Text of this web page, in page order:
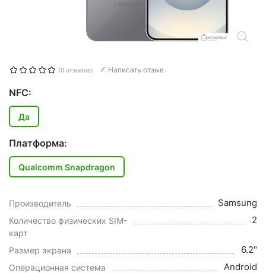
(0 отзывов) Написать отзыв
NFC:
Да
Платформа:
Qualcomm Snapdragon
Производитель Samsung
Количество физических SIM-
карт
2
Размер экрана 6.2"
Операционная система Android